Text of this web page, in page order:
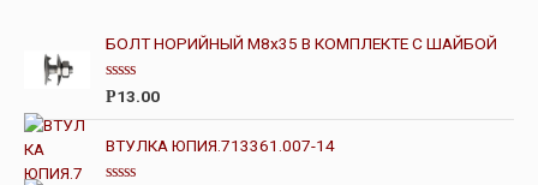
БОЛТ НОРИЙНЫЙ М8х35 В КОМПЛЕКТЕ С ШАЙБОЙ
О
е
н
к
а
Р13.00
ВТУЛКА ЮПИЯ.713361.007-14